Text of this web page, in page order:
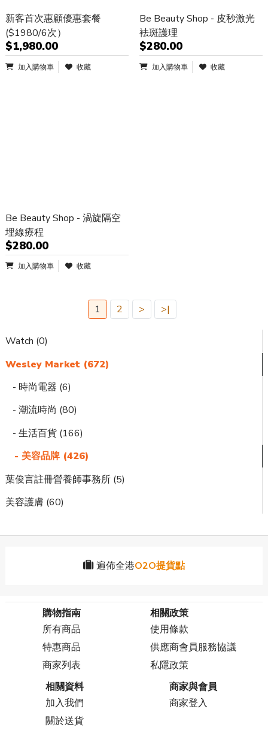
新客首次惠顧優惠套餐
($1980/6次）
$1,980.00
加入購物車 收藏
Be Beauty Shop - 皮秒激光
袪斑護理
$280.00
加入購物車 收藏
Be Beauty Shop - 渦旋隔空
埋線療程
$280.00
加入購物車 收藏
1 2 > >|
Watch (0)
Wesley Market (672)
- 時尚電器 (6)
- 潮流時尚 (80)
- 生活百貨 (166)
- 美容品牌 (426)
葉俊言註冊營養師事務所 (5)
美容護膚 (60)
遍佈全港O2O提貨點
購物指南
所有商品
特惠商品
商家列表
相關政策
使用條款
供應商會員服務協議
私隱政策
相關資料
加入我們
關於送貨
商家與會員
商家登入